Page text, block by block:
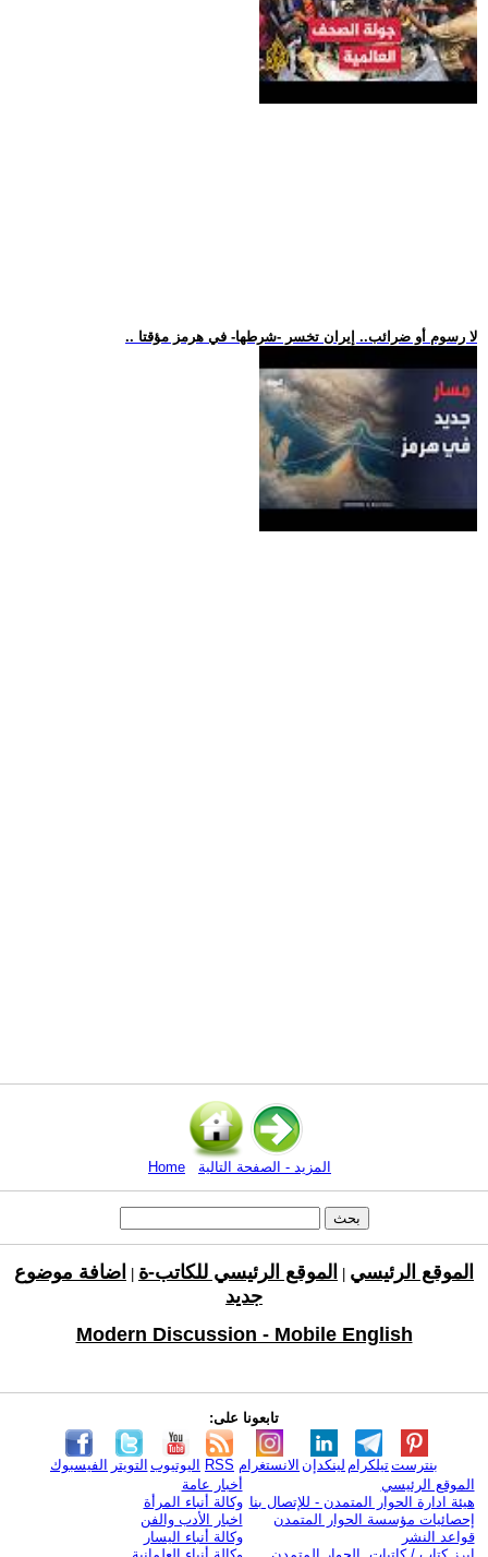
.. لا رسوم أو ضرائب.. إيران تخسر -شرطها- في هرمز مؤقتا
Home المزيد - الصفحة التالية
الموقع الرئيسي الموقع الرئيسي للكاتب-ة
اضافة موضوع
جديد
Modern Discussion - Mobile English
تابعونا على:
الفيسبوك التويتر اليوتيوب RSS الانستغرام لينكدإن تيلكرامبنترست
الموقع الرئيسي
هيئة ادارة الحوار المتمدن - للإتصال بنا
إحصائيات مؤسسة الحوار المتمدن
قواعد النشر
أخبار عامة
وكالة أنباء المرأة
اخبار الأدب والفن
وكالة أنباء اليسار